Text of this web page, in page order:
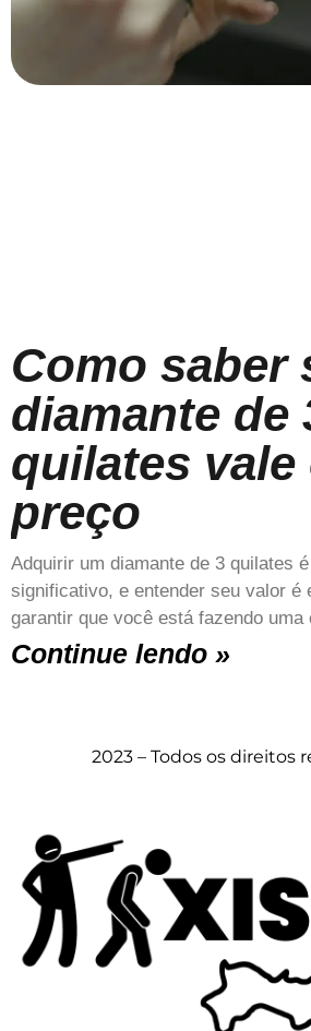
Como saber
diamante de
quilates vale
preço
Adquirir um diamante de 3 quilates
significativo, e entender seu valor é
garantir que você está fazendo
Continue lendo »
2023 – Todos os direitos